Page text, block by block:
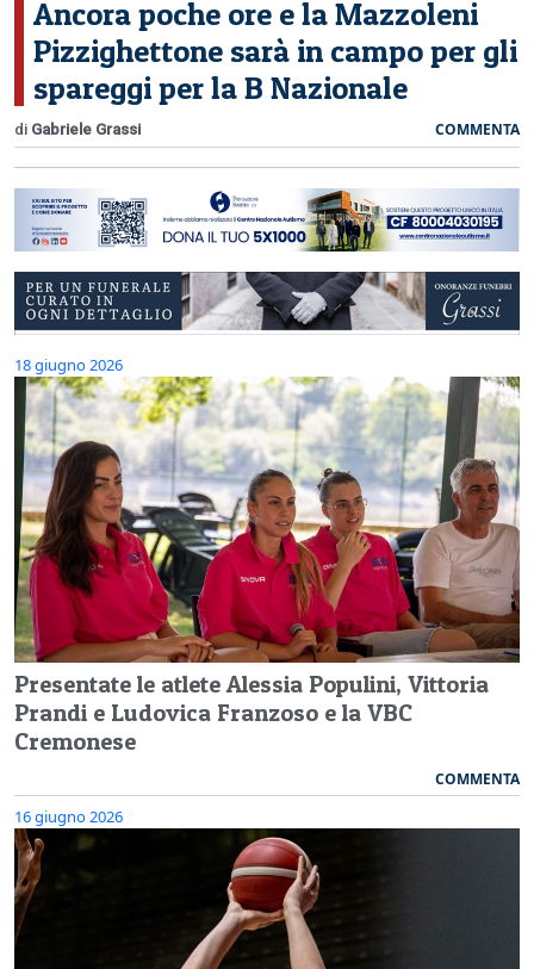
Ancora poche ore e la Mazzoleni
Pizzighettone sarà in campo per gli
spareggi per la B Nazionale
di Gabriele Grassi COMMENTA
18 giugno 2026
Presentate le atlete Alessia Populini, Vittoria
Prandi e Ludovica Franzoso e la VBC
Cremonese
COMMENTA
16 giugno 2026